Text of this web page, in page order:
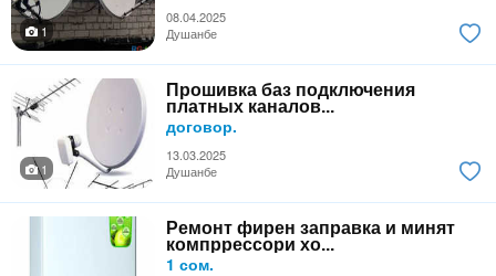
08.04.2025
1
Душанбе
Прошивка баз подключения
платных каналов...
договор.
13.03.2025
1
Душанбе
Ремонт фирен заправка и минят
компррессори хо...
1 сом.